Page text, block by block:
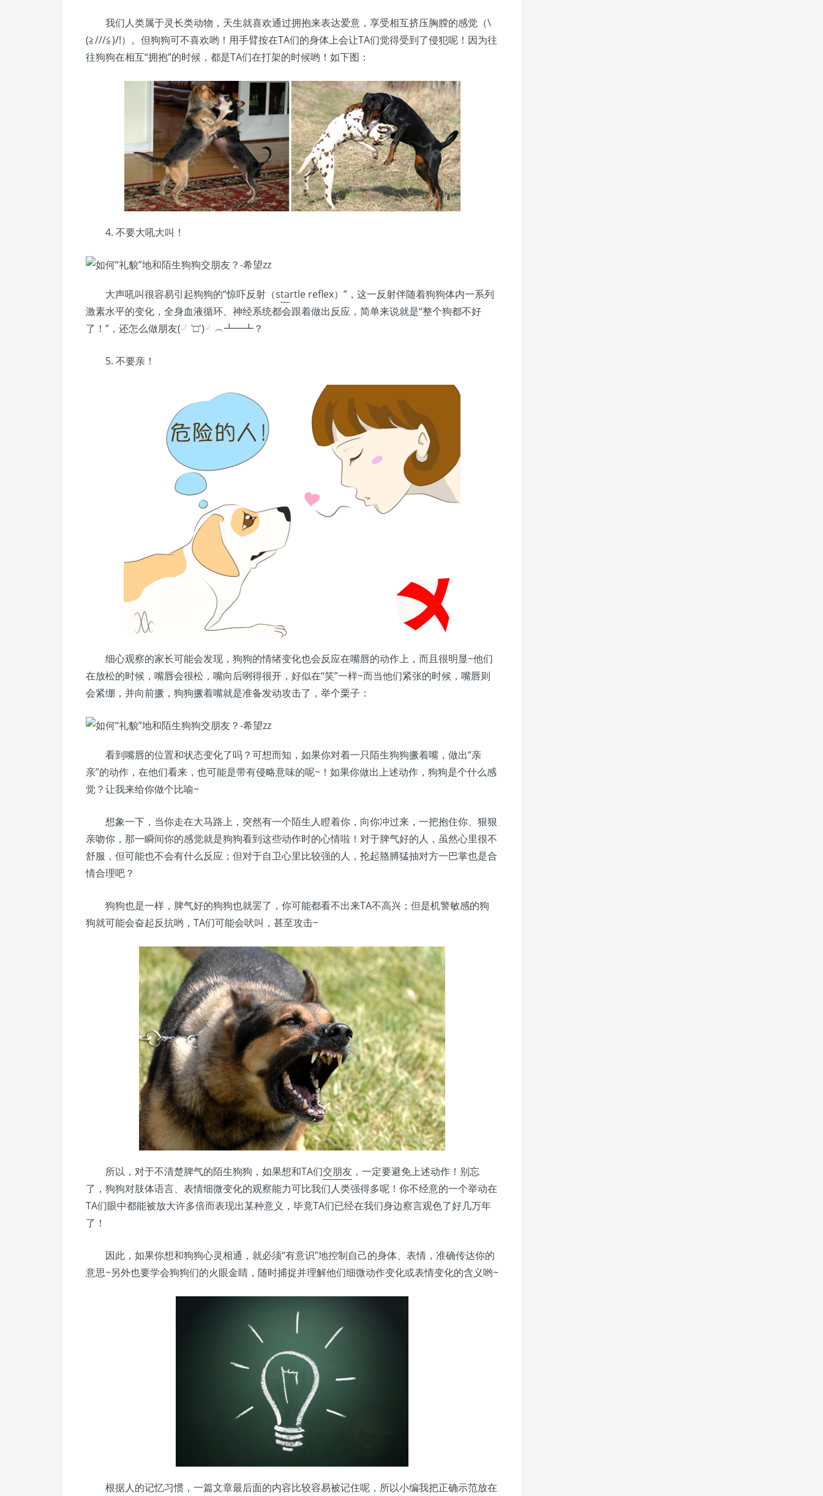
我们人类属于灵长类动物，天生就喜欢通过拥抱来表达爱意，享受相互挤压胸膛的感觉（\
(≧///≦)/!）。但狗狗可不喜欢哟！用手臂按在TA们的身体上会让TA们觉得受到了侵犯呢！因为往
往狗狗在相互“拥抱”的时候，都是TA们在打架的时候哟！如下图：
4. 不要大吼大叫！
大声吼叫很容易引起狗狗的“惊吓反射（startle reflex）”，这一反射伴随着狗狗体内一系列
激素水平的变化，全身血液循环、神经系统都会跟着做出反应，简单来说就是“整个狗都不好
了！”，还怎么做朋友(╯‵□′)╯︵┻━┻？
5. 不要亲！
细心观察的家长可能会发现，狗狗的情绪变化也会反应在嘴唇的动作上，而且很明显~他们
在放松的时候，嘴唇会很松，嘴向后咧得很开，好似在“笑”一样~而当他们紧张的时候，嘴唇则
会紧绷，并向前撅，狗狗撅着嘴就是准备发动攻击了，举个栗子：
看到嘴唇的位置和状态变化了吗？可想而知，如果你对着一只陌生狗狗撅着嘴，做出“亲
亲”的动作，在他们看来，也可能是带有侵略意味的呢~！如果你做出上述动作，狗狗是个什么感
觉？让我来给你做个比喻~
想象一下，当你走在大马路上，突然有一个陌生人瞪着你，向你冲过来，一把抱住你、狠狠
亲吻你，那一瞬间你的感觉就是狗狗看到这些动作时的心情啦！对于脾气好的人，虽然心里很不
舒服，但可能也不会有什么反应；但对于自卫心里比较强的人，抡起胳膊猛抽对方一巴掌也是合
情合理吧？
狗狗也是一样，脾气好的狗狗也就罢了，你可能都看不出来TA不高兴；但是机警敏感的狗
狗就可能会奋起反抗哟，TA们可能会吠叫，甚至攻击~
所以，对于不清楚脾气的陌生狗狗，如果想和TA们交朋友 ，一定要避免上述动作！别忘
了，狗狗对肢体语言、表情细微变化的观察能力可比我们人类强得多呢！你不经意的一个举动在
TA们眼中都能被放大许多倍而表现出某种意义，毕竟TA们已经在我们身边察言观色了好几万年
了！
因此，如果你想和狗狗心灵相通，就必须“有意识”地控制自己的身体、表情，准确传达你的
意思~另外也要学会狗狗们的火眼金睛，随时捕捉并理解他们细微动作变化或表情变化的含义哟~
根据人的记忆习惯，一篇文章最后面的内容比较容易被记住呢，所以小编我把正确示范放在